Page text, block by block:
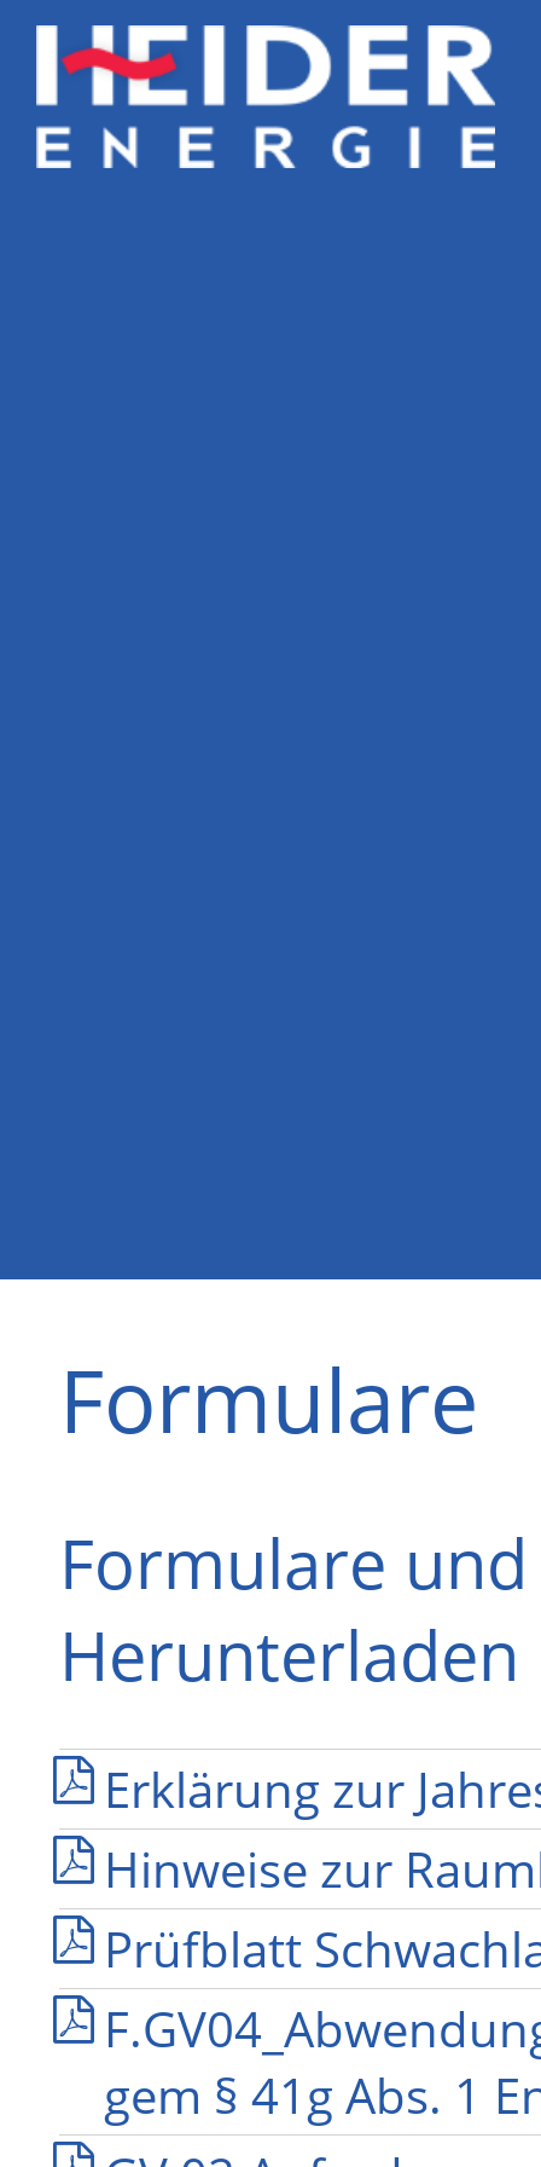
Formulare
Formulare
Herunterladen
Erklärung zur
Hinweise zur
Prüfblatt
gem § 41g Abs. 1